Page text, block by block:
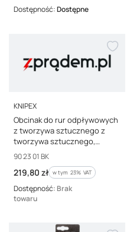
Dostępność:Dostępne
PRODUCENT
KNIPEX
Obcinak do rur odpływowych
z tworzywa sztucznego z
tworzywa sztucznego,
powlekane 202 mm KNIPEX
90 23 01 BK DP50
Kod producenta
90 23 01 BK
Cena brutto
219,80 zł w tym %s VAT
w tym 23% VAT
Dostępność: Brak
towaru